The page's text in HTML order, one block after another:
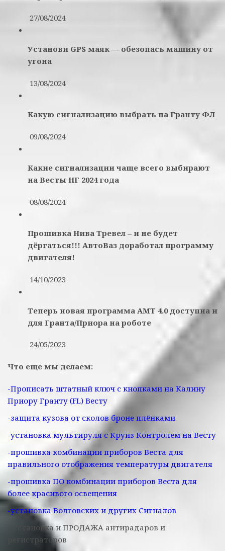
27/08/2024
Установи GPS маяк — обезопась машину от
угона
13/08/2024
Какую сигнализацию выбрать на Гранту ФЛ
09/08/2024
Какие сигнализации чаще всего выбирают
на Весты НГ 2024 года
08/08/2024
Прошивка Нива Тревел – и не будет
дёргаться!!! АвтоВаз доработал программу
двигателя!
14/10/2023
Теперь новая программа АМТ 4.0 доступна и
для Гранта/Приора на роботе
24/05/2023
Что еще мы делаем:
-Прописать штатный ключ с кнопками на Калину
Приору Гранту (FL) Весту
-защита кузова от сколов броне плёнками
-установка мультируля с Круиз Контролем на Весту
-прошивка комбинации приборов Веста для
правильного отображения температуры двигателя
-прошивка ПО комбинации приборов Веста для
более красивого освещения
-установка Волговских и других Сигналов
- Установка и ПРОДАЖА антирадаров и
регистраторов